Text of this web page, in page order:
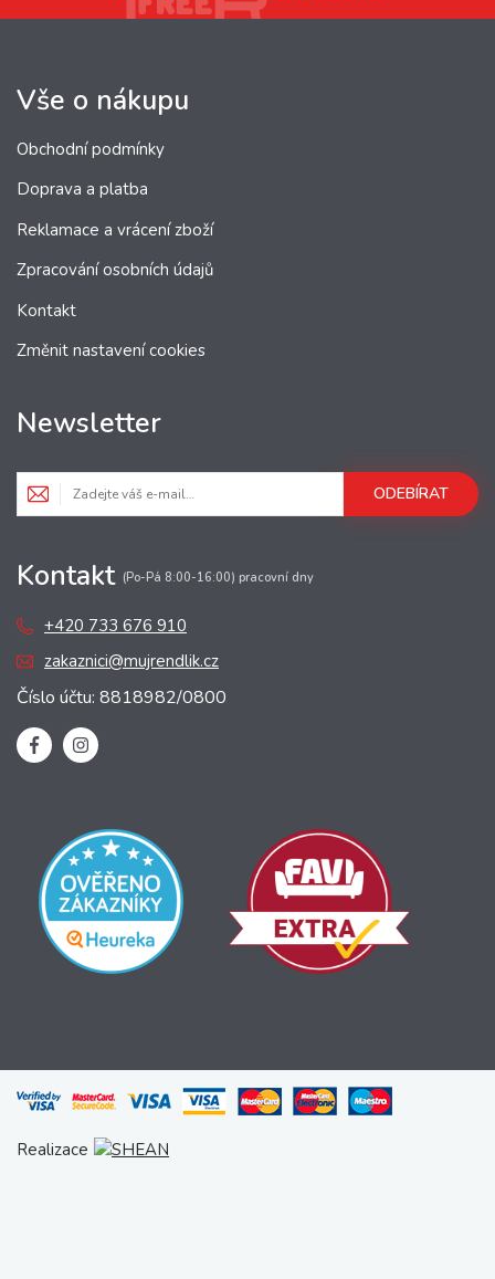
Vše o nákupu
Obchodní podmínky
Doprava a platba
Reklamace a vrácení zboží
Zpracování osobních údajů
Kontakt
Změnit nastavení cookies
Newsletter
ODEBÍRAT
Kontakt (Po-Pá 8:00-16:00) pracovní dny
+420 733 676 910
zakaznici@mujrendlik.cz
Číslo účtu: 8818982/0800
Realizace